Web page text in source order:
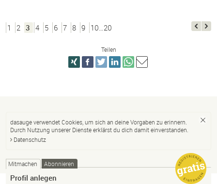
1 2 3 4 5 6 7 8 9 10…20
Teilen
dasauge verwendet Cookies, um sich an deine Vorgaben zu erinnern.
Durch Nutzung unserer Dienste erklärst du dich damit einverstanden.
Datenschutz
Mitmachen Abonnieren
Profil anlegen